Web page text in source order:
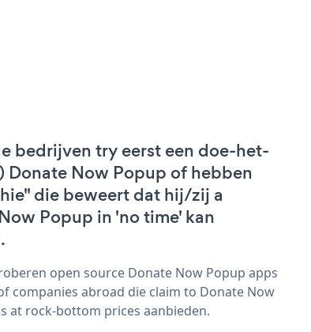
bedrijven try eerst een doe-het-
Donate Now Popup of hebben
die beweert dat hij/zij a
Popup in 'no time' kan
open source Donate Now Popup apps
companies abroad die claim to Donate Now
at rock-bottom prices aanbieden.